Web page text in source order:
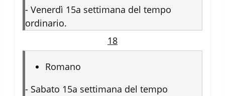
- Venerdì 15a settimana del tempo
ordinario.
18
Romano
- Sabato 15a settimana del tempo